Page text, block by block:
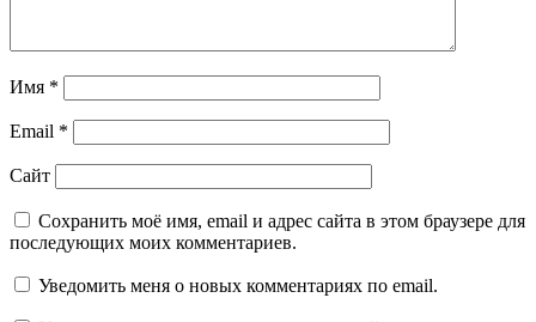
Имя *
Email *
Сайт
Сохранить моё имя, email и адрес сайта в этом браузере для
последующих моих комментариев.
Уведомить меня о новых комментариях по email.